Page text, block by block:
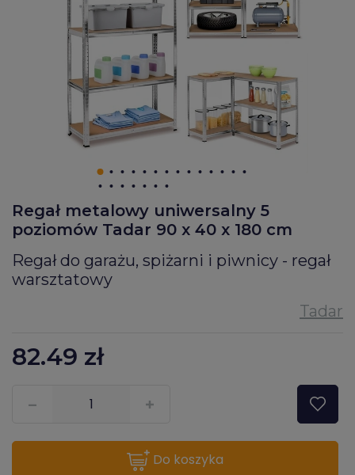
Regał metalowy uniwersalny 5
poziomów Tadar 90 x 40 x 180 cm
Regał do garażu, spiżarni i piwnicy - regał
warsztatowy
82.49 zł
do koszyka